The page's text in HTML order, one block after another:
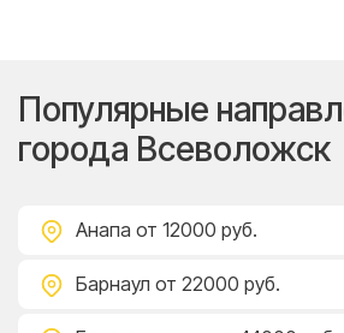
Популярные
города Всеволожск
Анапа от 12000 руб.
Барнаул от 22000 руб.